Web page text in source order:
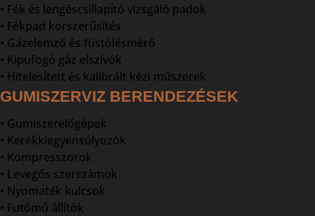
• Fék és lengéscsillapító vizsgáló padok
• Fékpad korszerűsítés
• Gázelemző és füstölésmérő
• Kipufogó gáz elszívók
• Hitelesített és kalibrált kézi műszerek
GUMISZERVIZ BERENDEZÉSEK
• Gumiszerelőgépek
• Kerékkiegyensúlyozók
• Kompresszorok
• Levegős szerszámok
• Nyomaték kulcsok
• Futómű állítók